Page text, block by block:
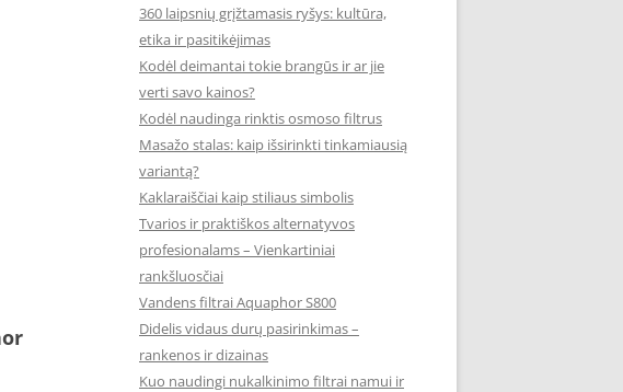
360 laipsnių grįžtamasis ryšys: kultūra,
etika ir pasitikėjimas
Kodėl deimantai tokie brangūs ir ar jie
verti savo kainos?
Kodėl naudinga rinktis osmoso filtrus
Masažo stalas: kaip išsirinkti tinkamiausią
variantą?
Kaklaraiščiai kaip stiliaus simbolis
Tvarios ir praktiškos alternatyvos
profesionalams – Vienkartiniai
rankšluosčiai
Vandens filtrai Aquaphor S800
Didelis vidaus durų pasirinkimas –
rankenos ir dizainas
Kuo naudingi nukalkinimo filtrai namui ir